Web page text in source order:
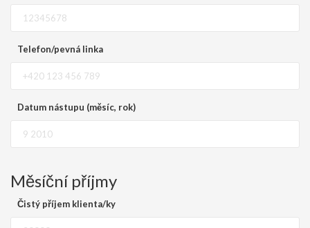
Telefon/pevná linka
Datum nástupu (měsíc, rok)
Měsíční příjmy
Čistý příjem klienta/ky